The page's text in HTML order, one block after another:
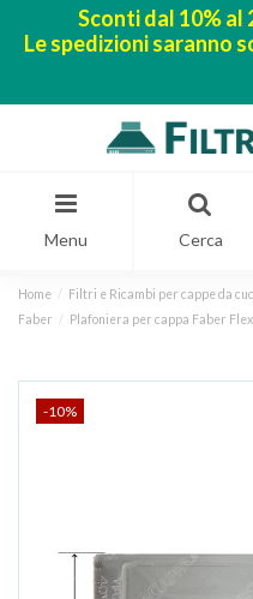
Sconti dal 10% al
Le spedizioni saranno
Menu Cerca
Home Filtri e Ricambi per cappe da
Faber
Plafoniera per cappa Faber
-10%